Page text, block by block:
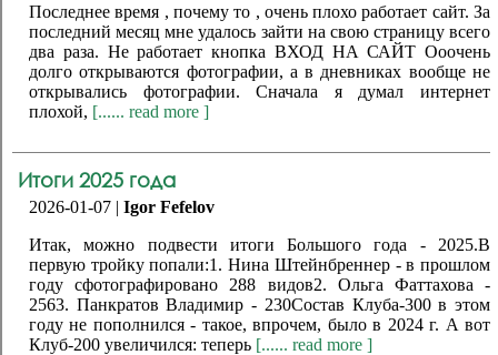
Последнее время , почему то , очень плохо работает сайт. За
последний месяц мне удалось зайти на свою страницу всего
два раза. Не работает кнопка ВХОД НА САЙТ Ооочень
долго открываются фотографии, а в дневниках вообще не
открывались фотографии. Сначала я думал интернет
плохой, [...... read more ]
Итоги 2025 года
2026-01-07 | Igor Fefelov
Итак, можно подвести итоги Большого года - 2025.В
первую тройку попали:1. Нина Штейнбреннер - в прошлом
году сфотографировано 288 видов2. Ольга Фаттахова -
2563. Панкратов Владимир - 230Состав Клуба-300 в этом
году не пополнился - такое, впрочем, было в 2024 г. А вот
Клуб-200 увеличился: теперь [...... read more ]